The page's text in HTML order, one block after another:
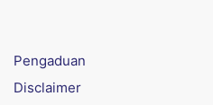
Pengaduan
Disclaimer